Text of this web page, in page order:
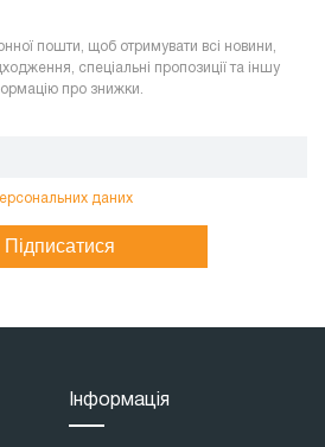
пошти, щоб отримувати всі новини,
спеціальні пропозиції та іншу
про знижки.
даних
Підписатися
Інформація